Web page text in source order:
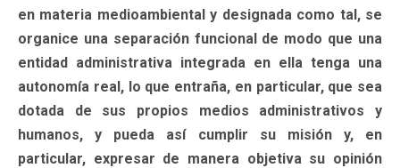
en materia medioambiental y designada como tal, se
organice una separación funcional de modo que una
entidad administrativa integrada en ella tenga una
autonomía real, lo que entraña, en particular, que sea
dotada de sus propios medios administrativos y
humanos, y pueda así cumplir su misión y, en
particular, expresar de manera objetiva su opinión